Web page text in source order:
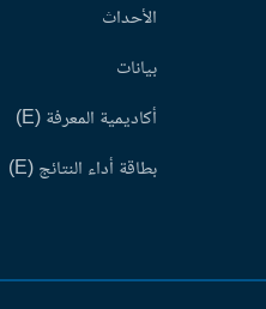
الأحداث
بيانات
أكاديمية المعرفة (E)
بطاقة أداء النتائج (E)